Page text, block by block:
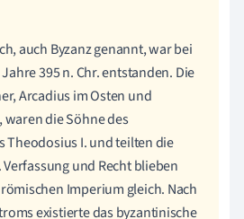
auch Byzanz genannt, war bei
395 n. Chr. entstanden. Die
Arcadius im Osten und
die Söhne des
Theodosius I. und teilten die
und Recht blieben
Imperium gleich. Nach
existierte das byzantinische